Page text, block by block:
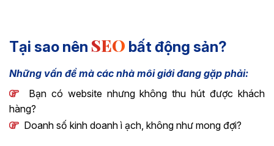
Tại sao nên SEO bất động sản?
Những vấn đề mà các nhà môi giới đang gặp phải:
Bạn có website nhưng không thu hút được khách
hàng?
Doanh số kinh doanh ì ạch, không như mong đợi?